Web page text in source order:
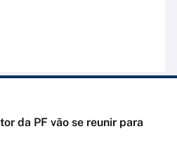
da PF vão se reunir para